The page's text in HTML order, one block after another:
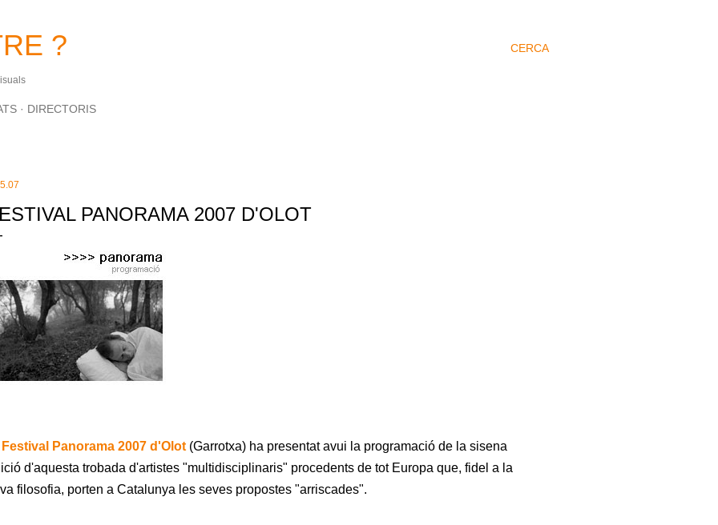
CERCA
?
DIRECTORIS
PANORAMA 2007 D'OLOT
Festival Panorama 2007 d'Olot (Garrotxa) ha presentat avui la programació de la sisena
d'aquesta trobada d'artistes "multidisciplinaris" procedents de tot Europa que, fidel a la
filosofia, porten a Catalunya les seves propostes "arriscades".